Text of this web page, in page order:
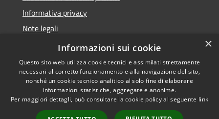
Informativa privacy
Note legali
Dichiarazione di accessibilità
Accessibilità
Copyright © 2026 • Comune di
Valbondione • Powered by
Municipium• Accesso
×
Informazioni sui cookie
Questo sito web utilizza cookie tecnici e assimilati strettamente
necessari al corretto funzionamento e alla navigazione del sito,
nonché un cookie tecnico analitico al solo fine di elaborare
informazioni statistiche, aggregate e anonime.
Per maggiori dettagli, può consultare la cookie policy al seguente link